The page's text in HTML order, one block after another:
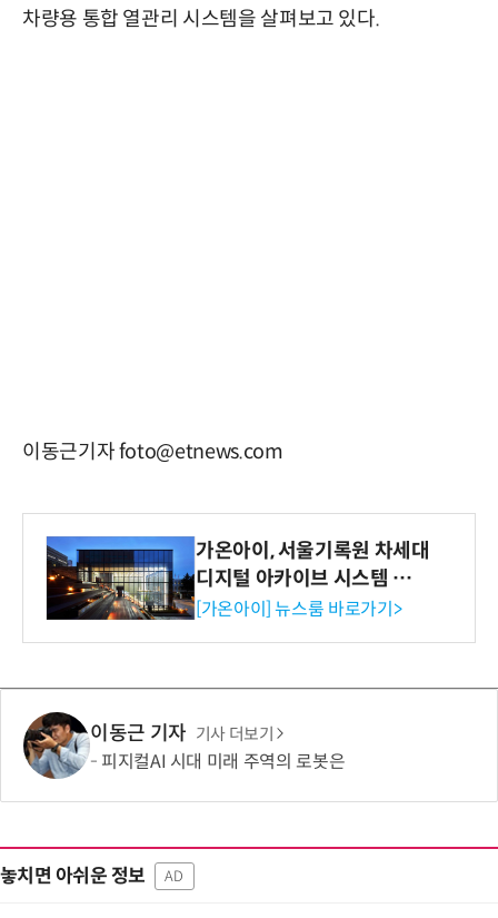
차량용 통합 열관리 시스템을 살펴보고 있다.
이동근기자 foto@etnews.com
가온아이, 서울기록원 차세대
디지털 아카이브 시스템 구축
수행
[가온아이] 뉴스룸 바로가기>
이동근 기자 기사 더보기
피지컬AI 시대 미래 주역의 로봇은
놓치면 아쉬운 정보 AD